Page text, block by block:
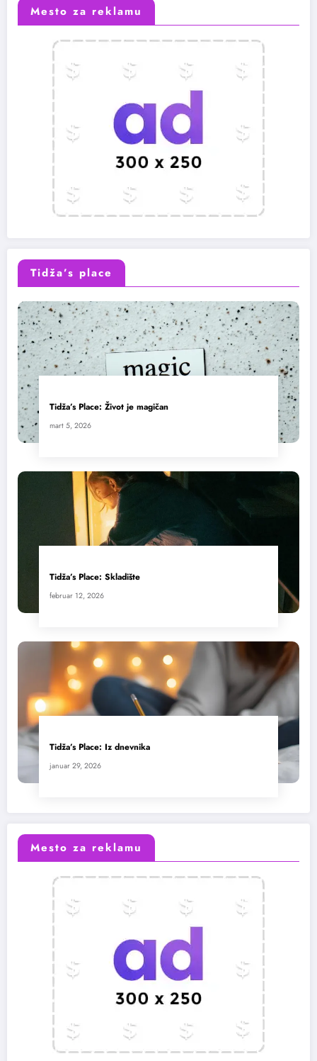
Mesto za reklamu
Tidža’s place
Tidža’s Place: Život je magičan
mart 5, 2026
Tidža’s Place: Skladište
februar 12, 2026
Tidža’s Place: Iz dnevnika
januar 29, 2026
Mesto za reklamu